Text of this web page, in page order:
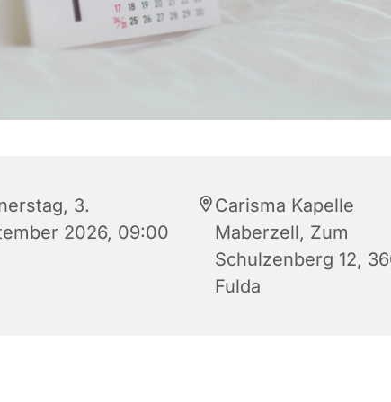
3.
2026, 09:00
Carisma Kapelle
Maberzell, Zum
Schulzenberg 12,
Fulda